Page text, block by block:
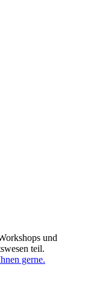
und
teil.
gerne.